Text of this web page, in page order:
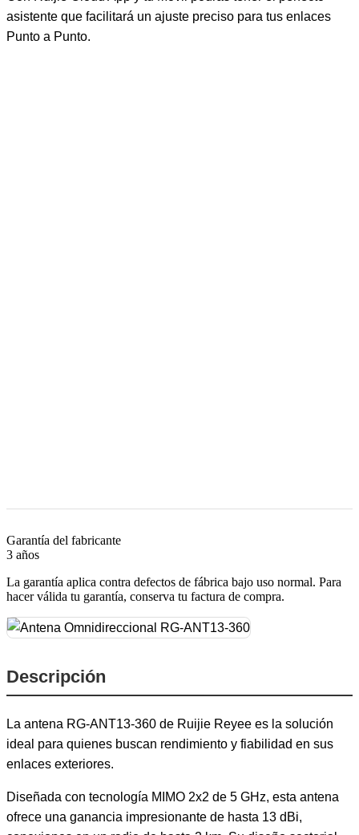
asistente que facilitará un ajuste preciso para tus enlaces
Punto a Punto.
Garantía del fabricante
3 años
La garantía aplica contra defectos de fábrica bajo uso normal. Para
hacer válida tu garantía, conserva tu factura de compra.
Descripción
La antena RG-ANT13-360 de Ruijie Reyee es la solución
ideal para quienes buscan rendimiento y fiabilidad en sus
enlaces exteriores.
Diseñada con tecnología MIMO 2x2 de 5 GHz, esta antena
ofrece una ganancia impresionante de hasta 13 dBi,